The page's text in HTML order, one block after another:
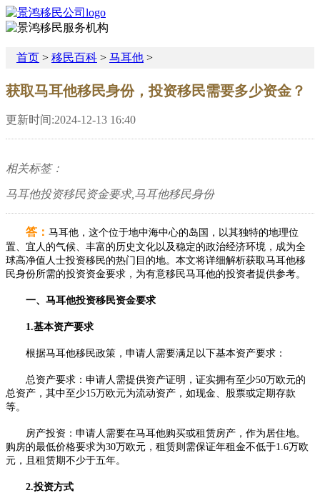
首页 > 移民百科 > 马耳他 >
获取马耳他移民身份，投资移民需要多少资金？
更新时间:2024-12-13 16:40
相关标签：
马耳他投资移民资金要求,马耳他移民身份
答： 马耳他，这个位于地中海中心的岛国，以其独特的地理位
置、宜人的气候、丰富的历史文化以及稳定的政治经济环境，成为全
球高净值人士投资移民的热门目的地。本文将详细解析获取马耳他移
民身份所需的投资资金要求，为有意移民马耳他的投资者提供参考。
一、马耳他投资移民资金要求
1.基本资产要求
根据马耳他移民政策，申请人需要满足以下基本资产要求：
总资产要求：申请人需提供资产证明，证实拥有至少50万欧元的
总资产，其中至少15万欧元为流动资产，如现金、股票或定期存款
等。
房产投资：申请人需要在马耳他购买或租赁房产，作为居住地。
购房的最低价格要求为30万欧元，租赁则需保证年租金不低于1.6万欧
元，且租赁期不少于五年。
2.投资方式